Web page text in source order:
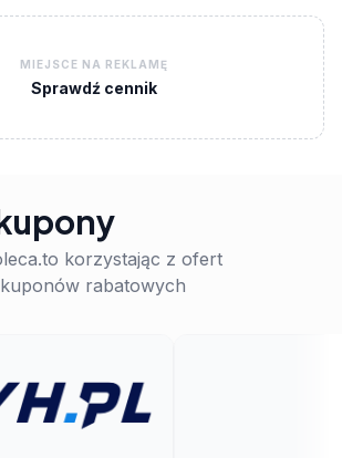
MIEJSCE NA REKLAMĘ
Sprawdź cennik
korzystając z ofert
rabatowych